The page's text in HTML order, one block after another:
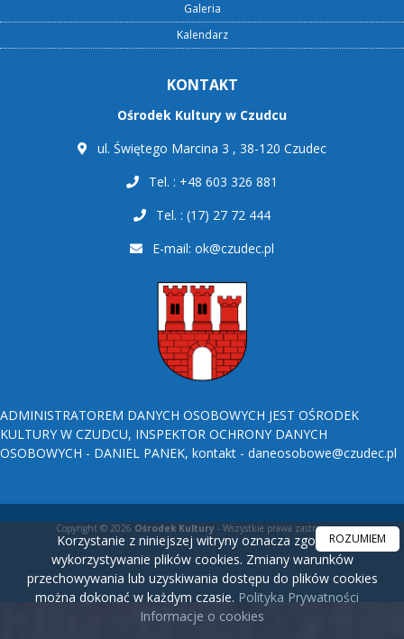
Galeria
Kalendarz
KONTAKT
Ośrodek Kultury w Czudcu
ul. Świętego Marcina 3 , 38-120 Czudec
Tel. : +48 603 326 881
Tel. : (17) 27 72 444
E-mail: ok@czudec.pl
ADMINISTRATOREM DANYCH OSOBOWYCH JEST OŚRODEK
KULTURY W CZUDCU, INSPEKTOR OCHRONY DANYCH
OSOBOWYCH - DANIEL PANEK, kontakt - daneosobowe@czudec.pl
Copyright © 2026 Ośrodek Kultury - Wszystkie prawa zastrzeżone.
Korzystanie z niniejszej witryny oznacza zgodę na
wykorzystywanie plików cookies. Zmiany warunków
przechowywania lub uzyskiwania dostępu do plików cookies
można dokonać w każdym czasie. Polityka Prywatności
Informacje o cookies
ROZUMIEM